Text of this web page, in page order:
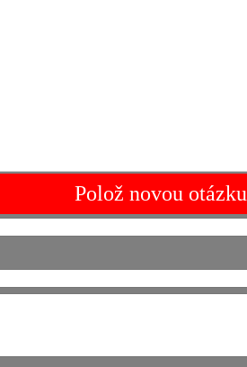
Polož novou otázku